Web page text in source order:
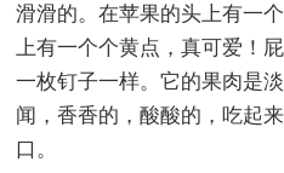
滑滑的。在苹果的头上有一
上有一个个黄点，真可爱！
一枚钉子一样。它的果肉是
闻，香香的，酸酸的，吃起
口。